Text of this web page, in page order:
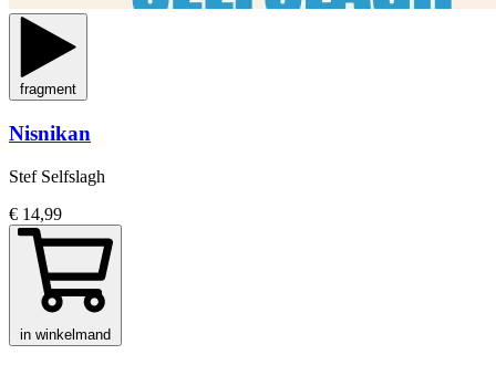
fragment
Nisnikan
Stef Selfslagh
€ 14,99
in winkelmand